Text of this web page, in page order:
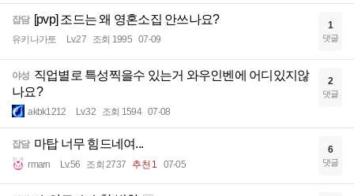
잡담 [pvp] 조드는 왜 영혼소집 안쓰나요?
유키나가토 Lv.27 조회 1995 07-09
1
댓글
야성 직업별로 특성찍을수 있는거 와우인벤에 어디있지않
나요?
akbk1212 Lv.32 조회 1594 07-08
2
댓글
잡담 마탑 너무 힘드네여...
rmarn Lv.56 조회 2737 추천 1 07-05
6
댓글